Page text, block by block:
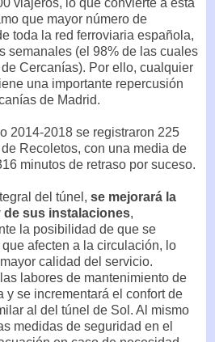
que mayor número de
toda la red ferroviaria española,
semanales (el 98% de las cuales
Cercanías). Por ello, cualquier
una importante repercusión
de Madrid.
2014-2018 se registraron 225
Recoletos, con una media de
minutos de retraso por suceso.
del túnel, se mejorará la
de sus instalaciones,
la posibilidad de que se
afecten a la circulación, lo
calidad del servicio.
labores de mantenimiento de
y se incrementará el confort de
al del túnel de Sol. Al mismo
medidas de seguridad en el